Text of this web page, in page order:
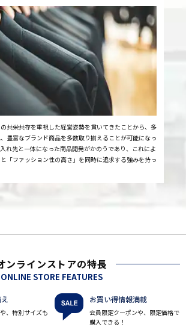
共栄共存を重視した経営姿勢を貫いてきたことから、多
豊富なブランド商品を多数取り揃えることが可能になっ
れ先と一体になった商品開発がかのうであり、これによ
「ファッション性の高さ」を同時に追求する強みを持っ
ンラインストアの特長
ONLINE STORE FEATURES
、特別サイズも
お買い得情報満載
会員限定クーポンや、限定価格で
購入できる！